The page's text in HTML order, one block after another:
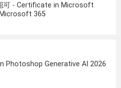
可 - Certificate in Microsoft
365
Photoshop Generative AI 2026